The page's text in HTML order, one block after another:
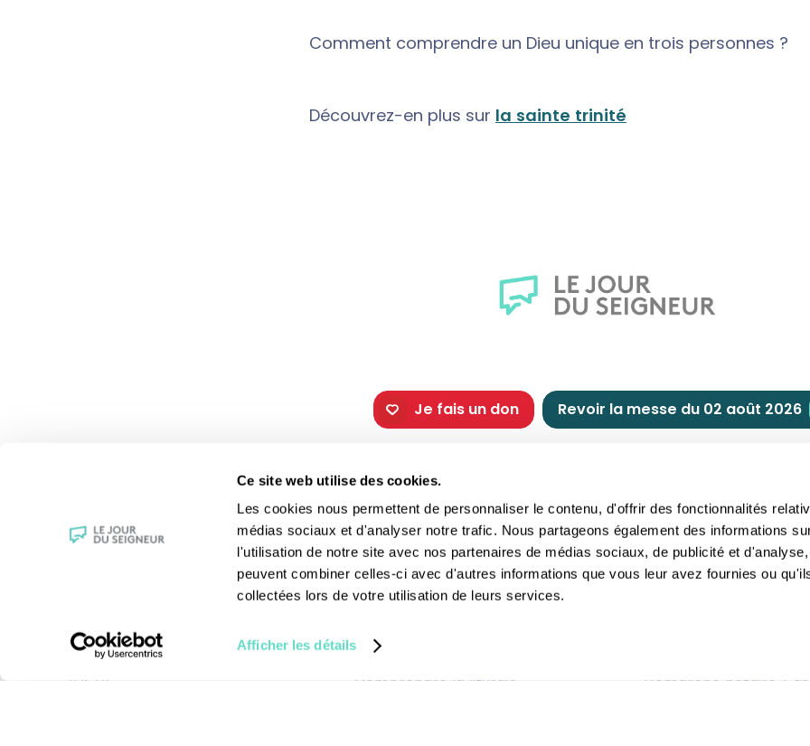
Ce site web utilise des cookies.
Les cookies nous permettent de personnaliser le contenu, d'offrir des fonctionnalités
médias sociaux et d'analyser notre trafic. Nous partageons également des informations
l'utilisation de notre site avec nos partenaires de médias sociaux, de publicité et
peuvent combiner celles-ci avec d'autres informations que vous leur avez fournies ou
collectées lors de votre utilisation de leurs services.
Afficher les détails
Comment comprendre un Dieu unique en trois personnes ?
Découvrez-en plus sur la sainte trinité
Je fais un don Revoir la messe du 02 août 2026
La messe
Magazine Le Jour du Seigneur
Générations Laudato Si’
Agenda Culturel
JDS.tv
Les fêtes chrétiennes
Les saints du jour
La Bible
Les sacrements
Le patrimoine religieux
Les recettes et traditions
Comprendre la liturgie
Comment nous
Faire un don
Réduction d’impôt
Philanthropie
Démarche notaire /